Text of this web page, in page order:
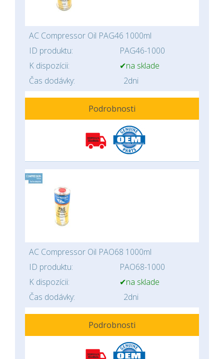
AC Compressor Oil PAG46 1000ml
ID produktu:
PAG46-1000
K dispozícii:
✔na sklade
Čas dodávky:
2dni
Podrobnosti
AC Compressor Oil PAO68 1000ml
ID produktu:
PAO68-1000
K dispozícii:
✔na sklade
Čas dodávky:
2dni
Podrobnosti